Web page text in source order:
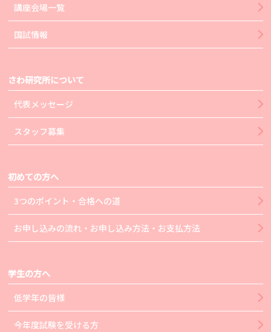
講座会場一覧
国試情報
さわ研究所について
代表メッセージ
スタッフ募集
初めての方へ
3つのポイント・合格への道
お申し込みの流れ・お申し込み方法・お支払方法
学生の方へ
低学年の皆様
今年度試験を受ける方